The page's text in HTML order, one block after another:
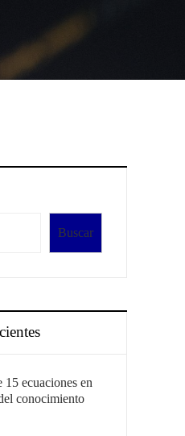
Buscar
ecuaciones en
conocimiento